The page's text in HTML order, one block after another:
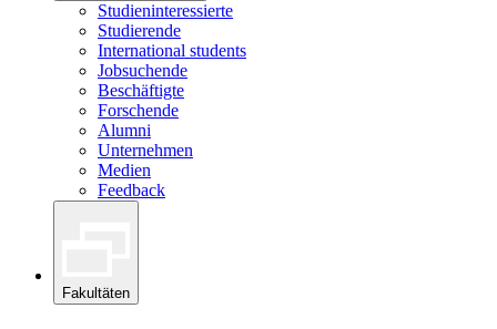
Studieninteressierte
Studierende
International students
Jobsuchende
Beschäftigte
Forschende
Alumni
Unternehmen
Medien
Feedback
Fakultäten